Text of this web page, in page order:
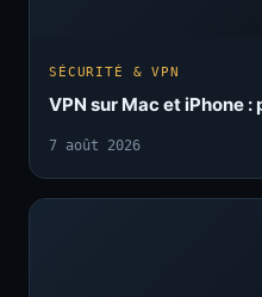
SÉCURITÉ & VPN
VPN sur Mac et iPhone
7 août 2026